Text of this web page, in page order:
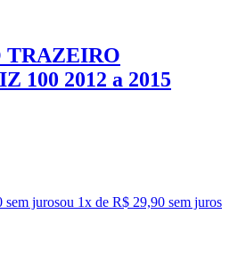
TRAZEIRO
100 2012 a 2015
sem jurosou 1x de R$ 29,90 sem juros